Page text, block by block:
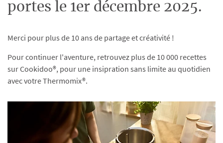
portes le 1er décembre 2025.
Merci pour plus de 10 ans de partage et créativité !
Pour continuer l'aventure, retrouvez plus de 10 000 recettes
sur Cookidoo®, pour une insipration sans limite au quotidien
avec votre Thermomix®.